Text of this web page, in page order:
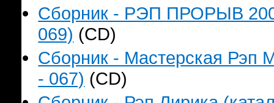
Сборник - РЭП ПРОРЫВ
069) (CD)
Сборник - Мастерская Рэп
- 067) (CD)